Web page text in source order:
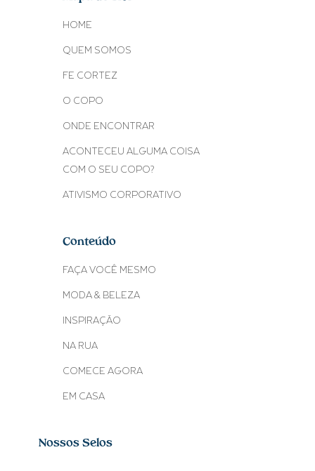
HOME
QUEM SOMOS
FE CORTEZ
O COPO
ONDE ENCONTRAR
ACONTECEU ALGUMA COISA
COM O SEU COPO?
ATIVISMO CORPORATIVO
Conteúdo
FAÇA VOCÊ MESMO
MODA & BELEZA
INSPIRAÇÃO
NA RUA
COMECE AGORA
EM CASA
Nossos Selos